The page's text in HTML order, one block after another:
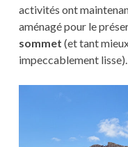
activités ont
aménagé pour le
sommet (et tant
impeccablement lisse).